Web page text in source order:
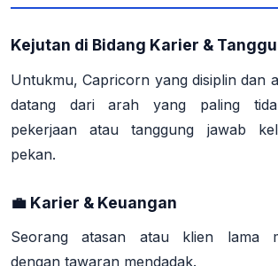
Kejutan di Bidang Karier &
Untukmu, Capricorn yang disiplin dan
datang dari arah yang paling
pekerjaan atau tanggung jawab
pekan.
💼 Karier & Keuangan
Seorang atasan atau klien lama
dengan tawaran mendadak.